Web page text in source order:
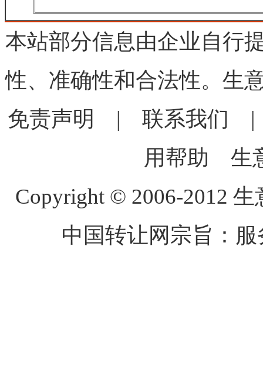
本站部分信息由企业自行
性、准确性和合法性。生
免责声明
|联系我们
用帮助
生
Copyright © 2006-2012 生
中国转让网宗旨：